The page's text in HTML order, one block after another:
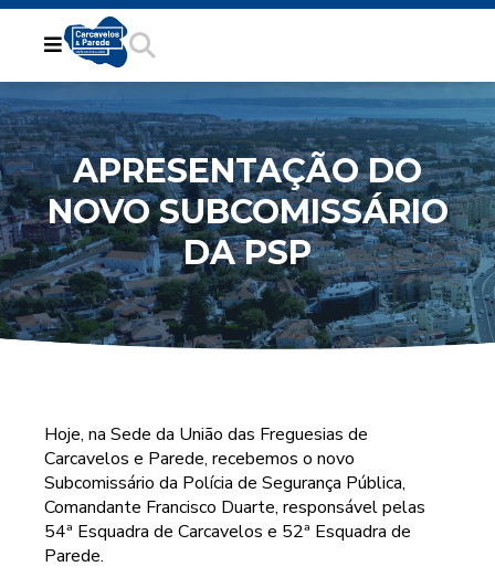
APRESENTAÇÃO DO
NOVO SUBCOMISSÁRIO
DA PSP
Hoje, na Sede da União das Freguesias de
Carcavelos e Parede, recebemos o novo
Subcomissário da Polícia de Segurança Pública,
Comandante Francisco Duarte, responsável pelas
54ª Esquadra de Carcavelos e 52ª Esquadra de
Parede.